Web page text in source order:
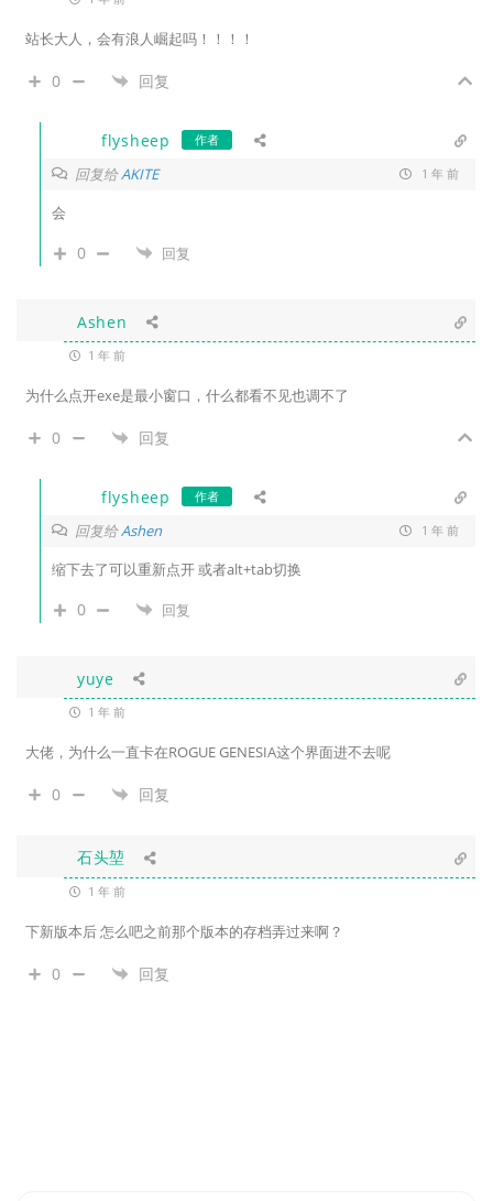
站长大人，会有浪人崛起吗！！！！
0 回复
flysheep 作者
回复给AKITE 1 年 前
会
0 回复
Ashen
1 年 前
为什么点开exe是最小窗口，什么都看不见也调不了
0 回复
flysheep 作者
回复给Ashen 1 年 前
缩下去了可以重新点开 或者alt+tab切换
0 回复
yuye
1 年 前
大佬，为什么一直卡在ROGUE GENESIA这个界面进不去呢
0 回复
石头堃
1 年 前
下新版本后 怎么吧之前那个版本的存档弄过来啊？
0 回复